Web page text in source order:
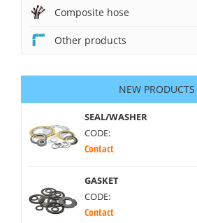
Composite hose
Other products
NEW PRODUCTS
SEAL/WASHER
CODE:
Contact
GASKET
CODE:
Contact